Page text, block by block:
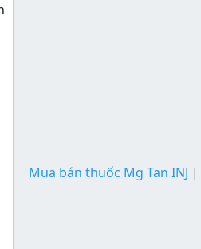
Mua bán thuốc Mg Tan INJ |